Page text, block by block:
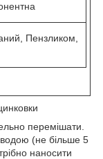
Пензликом,
перемішати.
(не більше 5
наносити